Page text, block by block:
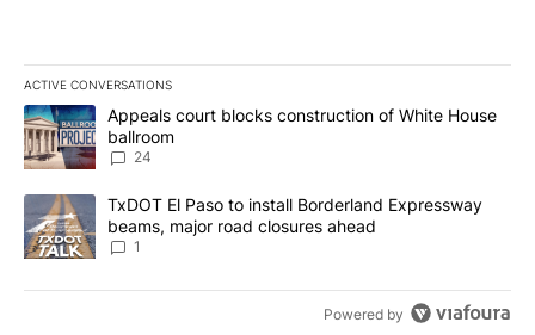
ACTIVE CONVERSATIONS
The following is a list of the most commented articles in the last
A trending article titled "Appeals court blocks construction of
Appeals court blocks construction of White House
ballroom
24
A trending article titled "TxDOT El Paso to install Borderland
TxDOT El Paso to install Borderland Expressway
beams, major road closures ahead
1
Powered by